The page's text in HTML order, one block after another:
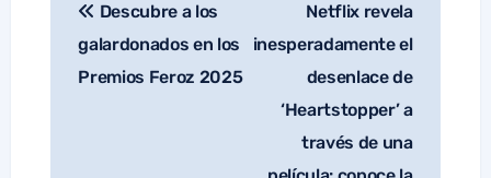
Navegación
entradas
Descubre a los
galardonados en los
Premios Feroz 2025
Netflix revela
inesperadamente el
desenlace de
‘Heartstopper’ a
través de una